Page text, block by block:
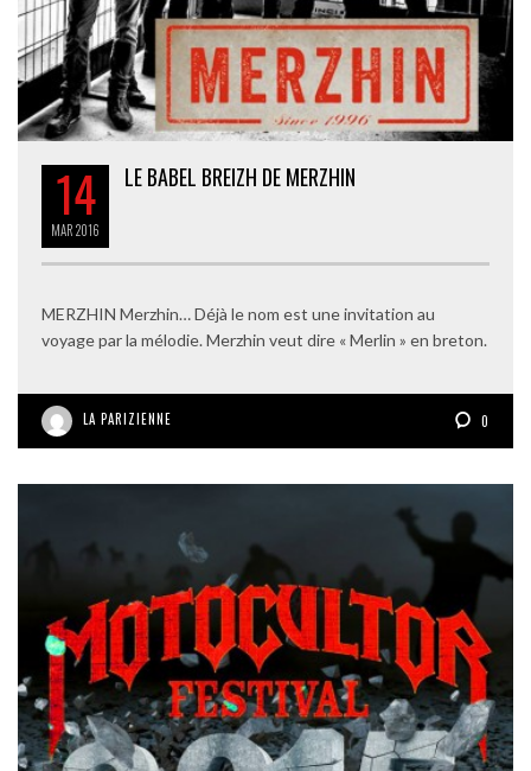
14
MAR2016
LE BABEL BREIZH DE MERZHIN
MERZHIN Merzhin… Déjà le nom est une invitation au
voyage par la mélodie. Merzhin veut dire « Merlin » en breton.
LA PARIZIENNE 0